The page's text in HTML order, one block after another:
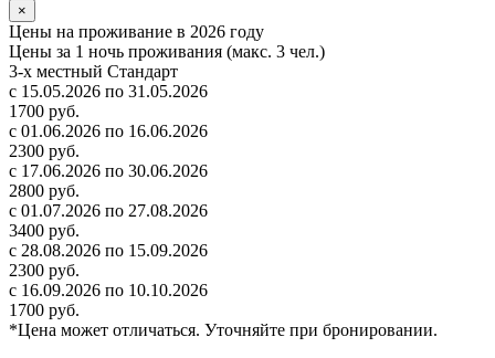
×
Цены на проживание в 2026 году
Цены за 1 ночь проживания (макс. 3 чел.)
3-х местный Стандарт
с 15.05.2026 по 31.05.2026
1700 руб.
с 01.06.2026 по 16.06.2026
2300 руб.
с 17.06.2026 по 30.06.2026
2800 руб.
с 01.07.2026 по 27.08.2026
3400 руб.
с 28.08.2026 по 15.09.2026
2300 руб.
с 16.09.2026 по 10.10.2026
1700 руб.
*Цена может отличаться. Уточняйте при бронировании.